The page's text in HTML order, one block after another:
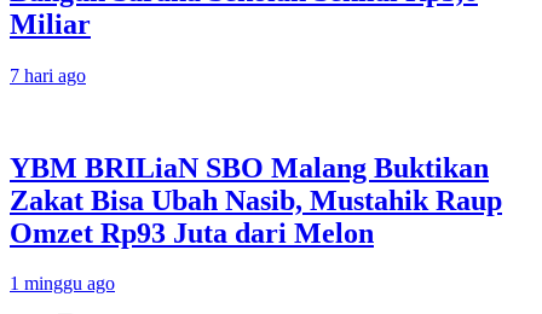
Miliar
7 hari ago
YBM BRILiaN SBO Malang Buktikan
Zakat Bisa Ubah Nasib, Mustahik Raup
Omzet Rp93 Juta dari Melon
1 minggu ago